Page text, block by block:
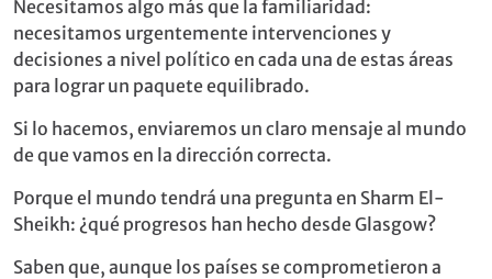
Necesitamos algo más que la familiaridad:
necesitamos urgentemente intervenciones y
decisiones a nivel político en cada una de estas áreas
para lograr un paquete equilibrado.
Si lo hacemos, enviaremos un claro mensaje al mundo
de que vamos en la dirección correcta.
Porque el mundo tendrá una pregunta en Sharm El-
Sheikh: ¿qué progresos han hecho desde Glasgow?
Saben que, aunque los países se comprometieron a